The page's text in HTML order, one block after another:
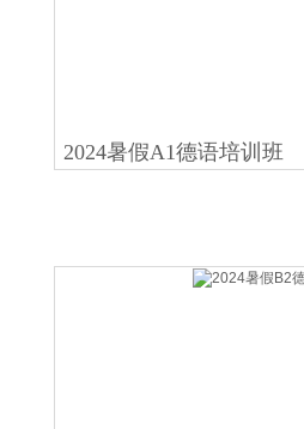
2024暑假A1德语培训班